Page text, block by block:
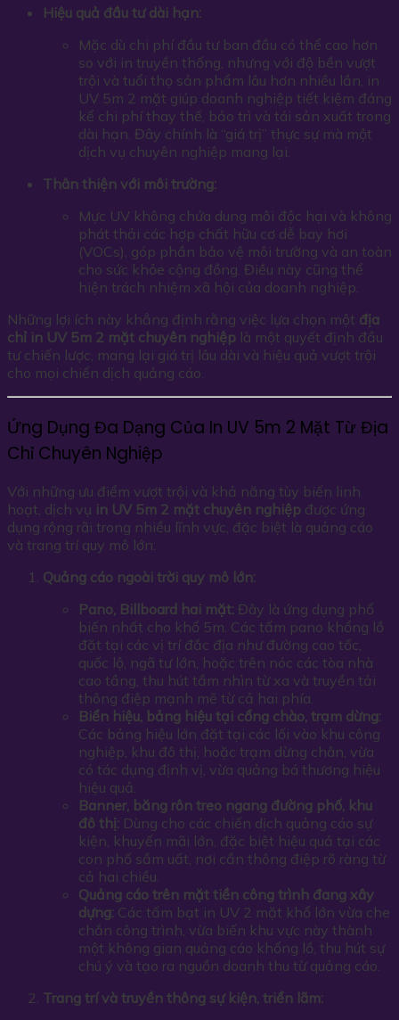
Hiệu quả đầu tư dài hạn:
Mặc dù chi phí đầu tư ban đầu có thể cao hơn
so với in truyền thống, nhưng với độ bền vượt
trội và tuổi thọ sản phẩm lâu hơn nhiều lần, in
UV 5m 2 mặt giúp doanh nghiệp tiết kiệm đáng
kể chi phí thay thế, bảo trì và tái sản xuất trong
dài hạn. Đây chính là “giá trị” thực sự mà một
dịch vụ chuyên nghiệp mang lại.
Thân thiện với môi trường:
Mực UV không chứa dung môi độc hại và không
phát thải các hợp chất hữu cơ dễ bay hơi
(VOCs), góp phần bảo vệ môi trường và an toàn
cho sức khỏe cộng đồng. Điều này cũng thể
hiện trách nhiệm xã hội của doanh nghiệp.
Những lợi ích này khẳng định rằng việc lựa chọn một địa
chỉ in UV 5m 2 mặt chuyên nghiệp là một quyết định đầu
tư chiến lược, mang lại giá trị lâu dài và hiệu quả vượt trội
cho mọi chiến dịch quảng cáo.
Ứng Dụng Đa Dạng Của In UV 5m 2 Mặt Từ Địa
Chỉ Chuyên Nghiệp
Với những ưu điểm vượt trội và khả năng tùy biến linh
hoạt, dịch vụ in UV 5m 2 mặt chuyên nghiệp được ứng
dụng rộng rãi trong nhiều lĩnh vực, đặc biệt là quảng cáo
và trang trí quy mô lớn:
Quảng cáo ngoài trời quy mô lớn:
Pano, Billboard hai mặt: Đây là ứng dụng phổ
biến nhất cho khổ 5m. Các tấm pano khổng lồ
đặt tại các vị trí đắc địa như đường cao tốc,
quốc lộ, ngã tư lớn, hoặc trên nóc các tòa nhà
cao tầng, thu hút tầm nhìn từ xa và truyền tải
thông điệp mạnh mẽ từ cả hai phía.
Biển hiệu, bảng hiệu tại cổng chào, trạm dừng:
Các bảng hiệu lớn đặt tại các lối vào khu công
nghiệp, khu đô thị, hoặc trạm dừng chân, vừa
có tác dụng định vị, vừa quảng bá thương hiệu
hiệu quả.
Banner, băng rôn treo ngang đường phố, khu
đô thị: Dùng cho các chiến dịch quảng cáo sự
kiện, khuyến mãi lớn, đặc biệt hiệu quả tại các
con phố sầm uất, nơi cần thông điệp rõ ràng từ
cả hai chiều.
Quảng cáo trên mặt tiền công trình đang xây
dựng: Các tấm bạt in UV 2 mặt khổ lớn vừa che
chắn công trình, vừa biến khu vực này thành
một không gian quảng cáo khổng lồ, thu hút sự
chú ý và tạo ra nguồn doanh thu từ quảng cáo.
Trang trí và truyền thông sự kiện, triển lãm: